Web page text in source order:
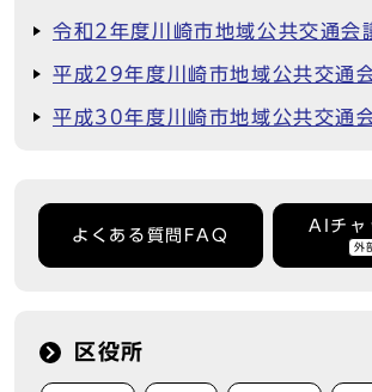
令和2年度川崎市地域公共交通会
平成29年度川崎市地域公共交通
平成30年度川崎市地域公共交通
よくある質問FAQ
AIチャ
外
区役所